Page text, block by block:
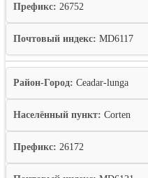
Префикс: 26752
Почтовый индекс: MD6117
Район-Город: Ceadar-lunga
Населённый пункт: Corten
Префикс: 26172